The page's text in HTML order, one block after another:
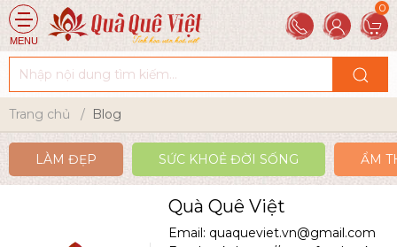
MENU
Trang chủ Blog
LÀM ĐẸP SỨC KHOẺ ĐỜI SỐNG ẨM
Quà Quê Việt
Email: quaqueviet.vn@gmail.com